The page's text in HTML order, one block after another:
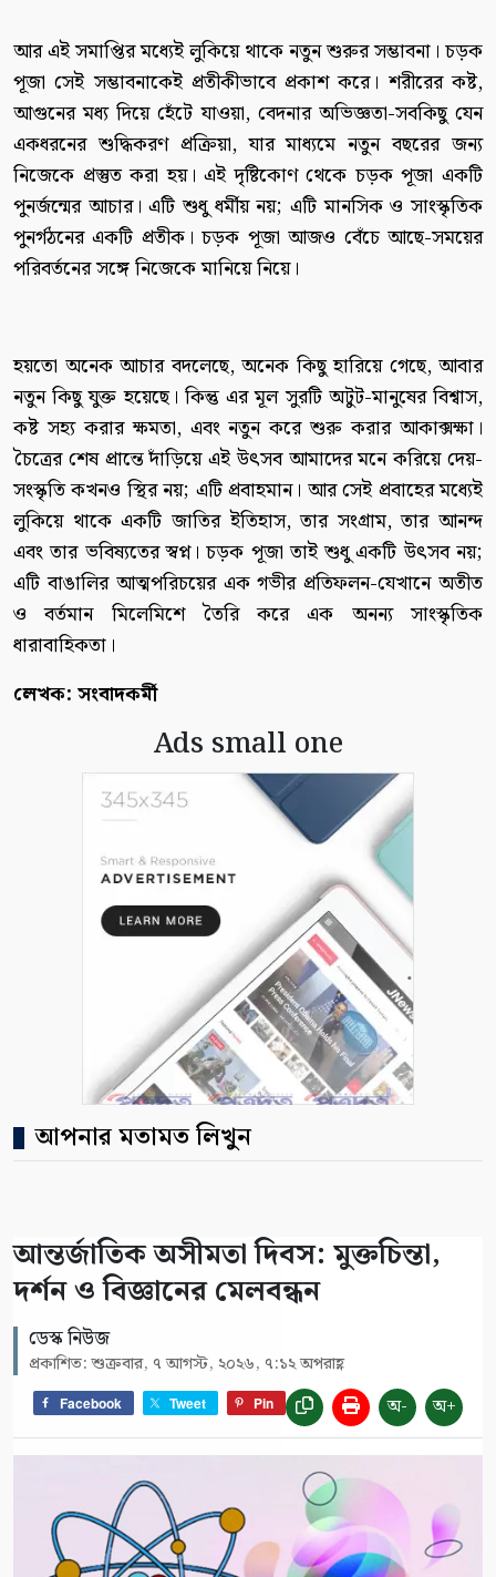
আর এই সমাপ্তির মধ্যেই লুকিয়ে থাকে নতুন শুরুর সম্ভাবনা। চড়ক
পূজা সেই সম্ভাবনাকেই প্রতীকীভাবে প্রকাশ করে। শরীরের কষ্ট,
আগুনের মধ্য দিয়ে হেঁটে যাওয়া, বেদনার অভিজ্ঞতা-সবকিছু যেন
একধরনের শুদ্ধিকরণ প্রক্রিয়া, যার মাধ্যমে নতুন বছরের জন্য
নিজেকে প্রস্তুত করা হয়। এই দৃষ্টিকোণ থেকে চড়ক পূজা একটি
পুনর্জন্মের আচার। এটি শুধু ধর্মীয় নয়; এটি মানসিক ও সাংস্কৃতিক
পুনর্গঠনের একটি প্রতীক। চড়ক পূজা আজও বেঁচে আছে-সময়ের
পরিবর্তনের সঙ্গে নিজেকে মানিয়ে নিয়ে।
হয়তো অনেক আচার বদলেছে, অনেক কিছু হারিয়ে গেছে, আবার
নতুন কিছু যুক্ত হয়েছে। কিন্তু এর মূল সুরটি অটুট-মানুষের বিশ্বাস,
কষ্ট সহ্য করার ক্ষমতা, এবং নতুন করে শুরু করার আকাক্সক্ষা।
চৈত্রের শেষ প্রান্তে দাঁড়িয়ে এই উৎসব আমাদের মনে করিয়ে দেয়-
সংস্কৃতি কখনও স্থির নয়; এটি প্রবাহমান। আর সেই প্রবাহের মধ্যেই
লুকিয়ে থাকে একটি জাতির ইতিহাস, তার সংগ্রাম, তার আনন্দ
এবং তার ভবিষ্যতের স্বপ্ন। চড়ক পূজা তাই শুধু একটি উৎসব নয়;
এটি বাঙালির আত্মপরিচয়ের এক গভীর প্রতিফলন-যেখানে অতীত
ও বর্তমান মিলেমিশে তৈরি করে এক অনন্য সাংস্কৃতিক
ধারাবাহিকতা।
লেখক: সংবাদকর্মী
Ads small one
আপনার মতামত লিখুন
আন্তর্জাতিক অসীমতা দিবস: মুক্তচিন্তা,
দর্শন ও বিজ্ঞানের মেলবন্ধন
ডেস্ক নিউজ
প্রকাশিত: শুক্রবার, ৭ আগস্ট, ২০২৬, ৭:১২ অপরাহ্ণ
Facebook Tweet Pin অ- অ+